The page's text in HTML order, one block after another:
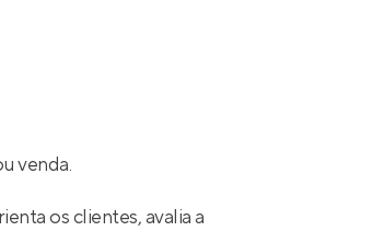
venda.
os clientes, avalia a